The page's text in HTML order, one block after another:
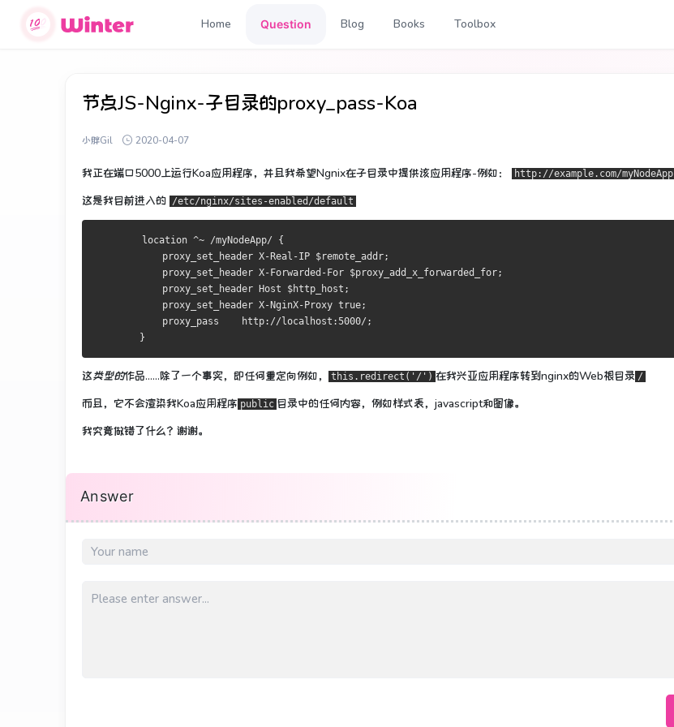
Home Question Blog Books Toolbox
节点JS-Nginx-子目录的proxy_pass-Koa
小胖Gil 2020-04-07
我正在端口5000上运行Koa应用程序，并且我希望Ngnix在子目录中提供该应用程序-例如： http://example.com/myNodeApp
这是我目前进入的 /etc/nginx/sites-enabled/default
        location ^~ /myNodeApp/ {
            proxy_set_header X-Real-IP $remote_addr;
            proxy_set_header X-Forwarded-For $proxy_add_x_forwarded_for;
            proxy_set_header Host $http_host;
            proxy_set_header X-NginX-Proxy true;
            proxy_pass    http://localhost:5000/;
        }
这类型的作品......除了一个事实，即任何重定向例如， this.redirect('/') 在我兴亚应用程序转到nginx的Web根目录 /
而且，它不会渲染我Koa应用程序 public 目录中的任何内容， 例如样式表，javascript和图像。
我究竟做错了什么？ 谢谢。
Answer